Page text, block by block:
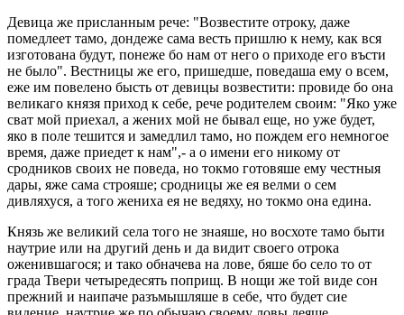
Девица же присланным рече: "Возвестите отроку, даже
помедлеет тамо, дондеже сама весть пришлю к нему, как вся
изготована будут, понеже бо нам от него о приходе его въсти
не было". Вестницы же его, пришедше, поведаша ему о всем,
еже им повелено бысть от девицы возвестити: провиде бо она
великаго князя приход к себе, рече родителем своим: "Яко уже
сват мой приехал, а жених мой не бывал еще, но уже будет,
яко в поле тешится и замедлил тамо, но пождем его немногое
время, даже приедет к нам",- а о имени его никому от
сродников своих не поведа, но токмо готовяше ему честныя
дары, яже сама строяше; сродницы же ея велми о сем
дивляхуся, а того жениха ея не ведяху, но токмо она едина.
Князь же великий села того не знаяше, но восхоте тамо быти
наутрие или на другий день и да видит своего отрока
оженившагося; и тако обначева на лове, бяше бо село то от
града Твери четыредесять поприщ. В нощи же той виде сон
прежний и наипаче разъмышляше в себе, что будет сие